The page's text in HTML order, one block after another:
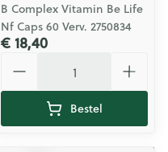
B Complex Vitamin Be Life
Nf Caps 60 Verv. 2750834
€ 18,40
Bestel